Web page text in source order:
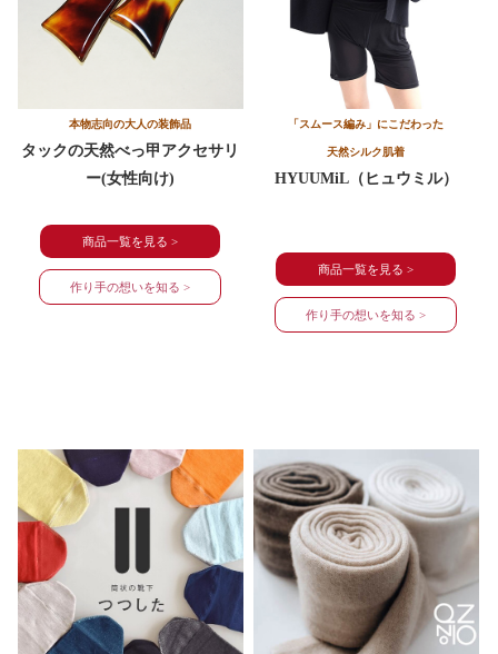
本物志向の大人の装飾品
タックの天然べっ甲アクセサリ
ー(女性向け)
商品一覧を見る >
作り手の想いを知る >
「スムース編み」にこだわった
天然シルク肌着
HYUUMiL（ヒュウミル）
商品一覧を見る >
作り手の想いを知る >